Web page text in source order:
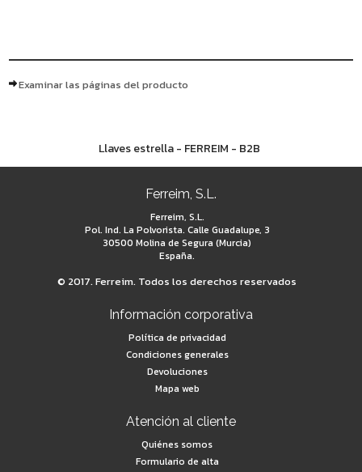
Examinar las páginas del producto
Llaves estrella - FERREIM - B2B
Ferreim, S.L.
Ferreim, S.L.
Pol. Ind. La Polvorista. Calle Guadalupe, 3
30500 Molina de Segura (Murcia)
España.
© 2017. Ferreim. Todos los derechos reservados
Información corporativa
Política de privacidad
Condiciones generales
Devoluciones
Mapa web
Atención al cliente
Quiénes somos
Formulario de alta